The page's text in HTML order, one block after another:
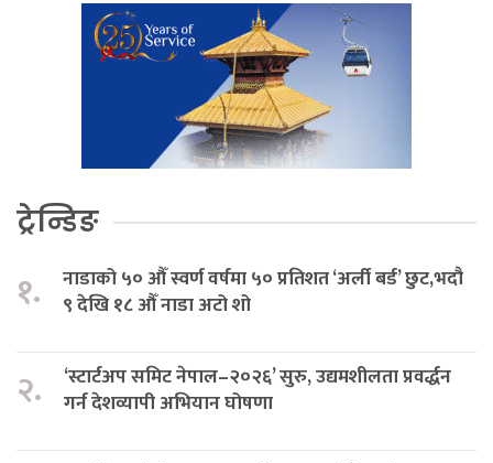
ट्रेन्डिङ
१.
नाडाको ५० औँ स्वर्ण वर्षमा ५० प्रतिशत ‘अर्ली बर्ड’ छुट,भदौ
९ देखि १८ औँ नाडा अटो शो
२.
‘स्टार्टअप समिट नेपाल–२०२६’ सुरु, उद्यमशीलता प्रवर्द्धन
गर्न देशव्यापी अभियान घोषणा